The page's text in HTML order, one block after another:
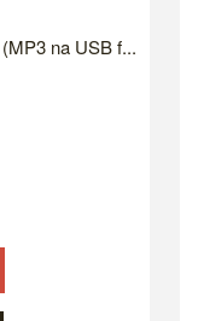
na USB f...